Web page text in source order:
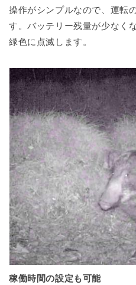
操作がシンプルなので、運転
す。バッテリー残量が少なく
緑色に点滅します。
稼働時間の設定も可能